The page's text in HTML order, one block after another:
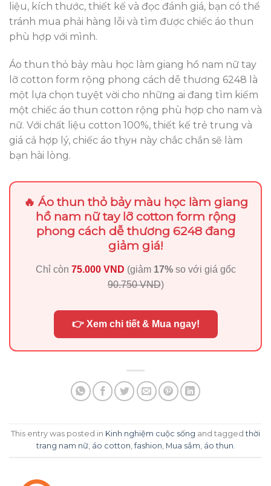
liệu, kích thước, thiết kế và đọc đánh giá, bạn có thể
tránh mua phải hàng lỗi và tìm được chiếc áo thun
phù hợp với mình.
Áo thun thỏ bảy màu học làm giang hồ nam nữ tay
lỡ cotton form rộng phong cách dễ thương 6248 là
một lựa chọn tuyệt vời cho những ai đang tìm kiếm
một chiếc áo thun cotton rộng phù hợp cho nam và
nữ. Với chất liệu cotton 100%, thiết kế trẻ trung và
giá cả hợp lý, chiếc áo thун này chắc chắn sẽ làm
bạn hài lòng.
🔥 Áo thun thỏ bảy màu học làm giang
hồ nam nữ tay lỡ cotton form rộng
phong cách dễ thương 6248 đang
giảm giá!
Chỉ còn 75.000 VND (giảm 17%so với giá gốc
90.750 VND)
👉 Xem chi tiết & Mua ngay!
This entry was posted in Kinh nghiệm cuộc sống and taggedthời
trang nam nữ, áo cotton,fashion, Mua sắm, áo thun.